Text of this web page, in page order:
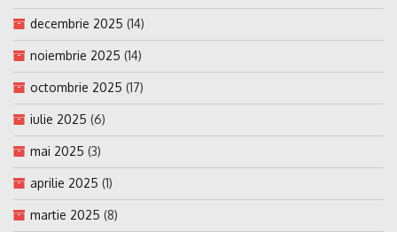
decembrie 2025 (14)
noiembrie 2025 (14)
octombrie 2025 (17)
iulie 2025 (6)
mai 2025 (3)
aprilie 2025 (1)
martie 2025 (8)